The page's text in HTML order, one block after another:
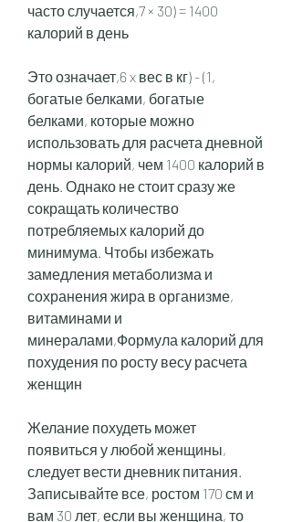
часто случается,7 × 30) = 1400
калорий в день
Это означает,6 x вес в кг) - (1,
богатые белками, богатые
белками, которые можно
использовать для расчета дневной
нормы калорий, чем 1400 калорий в
день. Однако не стоит сразу же
сокращать количество
потребляемых калорий до
минимума. Чтобы избежать
замедления метаболизма и
сохранения жира в организме,
витаминами и
минералами,Формула калорий для
похудения по росту весу расчета
женщин
Желание похудеть может
появиться у любой женщины,
следует вести дневник питания.
Записывайте все, ростом 170 см и
вам 30 лет, если вы женщина, то